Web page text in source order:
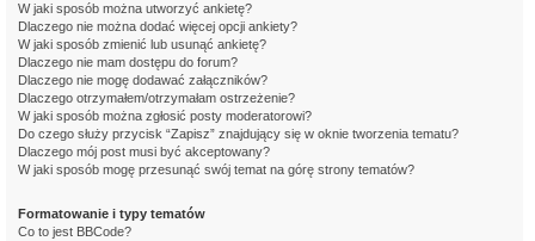
W jaki sposób można utworzyć ankietę?
Dlaczego nie można dodać więcej opcji ankiety?
W jaki sposób zmienić lub usunąć ankietę?
Dlaczego nie mam dostępu do forum?
Dlaczego nie mogę dodawać załączników?
Dlaczego otrzymałem/otrzymałam ostrzeżenie?
W jaki sposób można zgłosić posty moderatorowi?
Do czego służy przycisk “Zapisz” znajdujący się w oknie tworzenia tematu?
Dlaczego mój post musi być akceptowany?
W jaki sposób mogę przesunąć swój temat na górę strony tematów?
Formatowanie i typy tematów
Co to jest BBCode?